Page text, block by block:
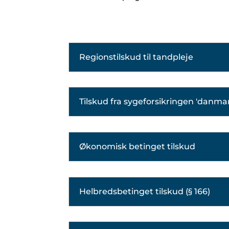
Regionstilskud til tandpleje
Tilskud fra sygeforsikringen
Økonomisk betinget tilskud
Helbredsbetinget tilskud (§ 166)